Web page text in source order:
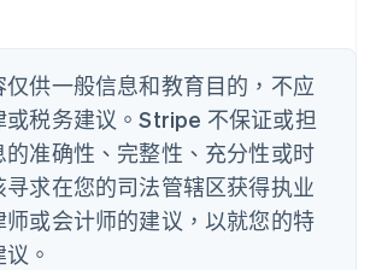
仅供一般信息和教育目的，不应
或税务建议。Stripe 不保证或担
准确性、完整性、充分性或时
求在您的司法管辖区获得执业
或会计师的建议，以就您的特
。